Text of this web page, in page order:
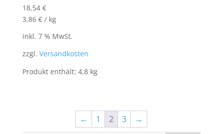
18,54 €
3,86 €/ kg
inkl. 7 % MwSt.
zzgl. Versandkosten
Produkt enthält: 4,8 kg
← 1 2 3 →